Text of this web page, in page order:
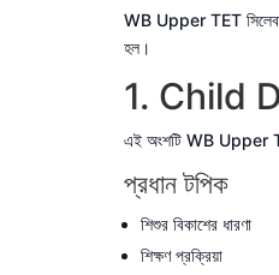
WB Upper TET
হল।
1. Child
এই অংশটি WB Upper
প্রধান টপিক
শিশুর বিকাশের ধারণা
শিক্ষণ প্রক্রিয়া